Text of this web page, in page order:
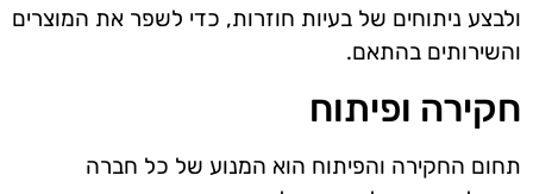
ולבצע ניתוחים של בעיות חוזרות, כדי לשפר את המוצרים
והשירותים בהתאם.
חקירה ופיתוח
תחום החקירה והפיתוח הוא המנוע של כל חברה